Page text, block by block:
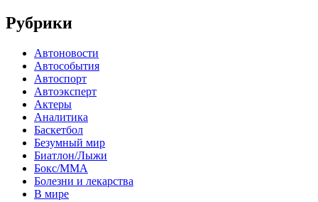
Рубрики
Автоновости
Автособытия
Автоспорт
Автоэксперт
Актеры
Аналитика
Баскетбол
Безумный мир
Биатлон/Лыжи
Бокс/MMA
Болезни и лекарства
В мире